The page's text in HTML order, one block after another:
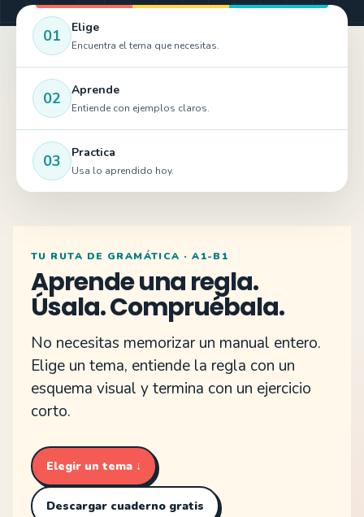
01 Elige
Encuentra el tema que necesitas.
02 Aprende
Entiende con ejemplos claros.
03 Practica
Usa lo aprendido hoy.
TU RUTA DE GRAMÁTICA · A1-B1
Aprende una regla.
Úsala. Compruébala.
No necesitas memorizar un manual entero.
Elige un tema, entiende la regla con un
esquema visual y termina con un ejercicio
corto.
Elegir un tema ↓
Descargar cuaderno gratis